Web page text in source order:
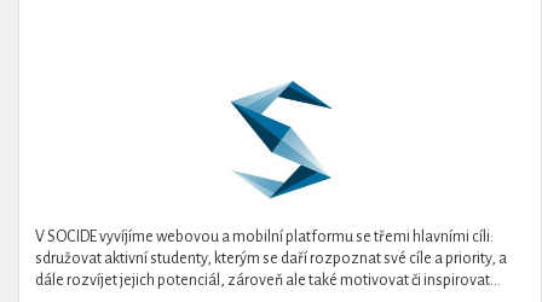
V SOCIDE vyvíjíme webovou a mobilní platformu se třemi hlavními cíli:
sdružovat aktivní studenty, kterým se daří rozpoznat své cíle a priority, a
dále rozvíjet jejich potenciál, zároveň ale také motivovat či inspirovat...